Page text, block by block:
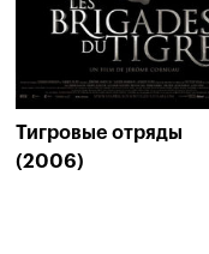
Тигровые отряды
(2006)